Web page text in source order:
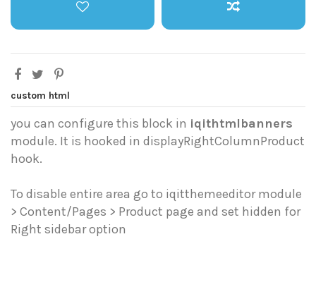
custom html
you can configure this block in iqithtmlbanners
module. It is hooked in displayRightColumnProduct
hook.
To disable entire area go to iqitthemeeditor module
> Content/Pages > Product page and set hidden for
Right sidebar option